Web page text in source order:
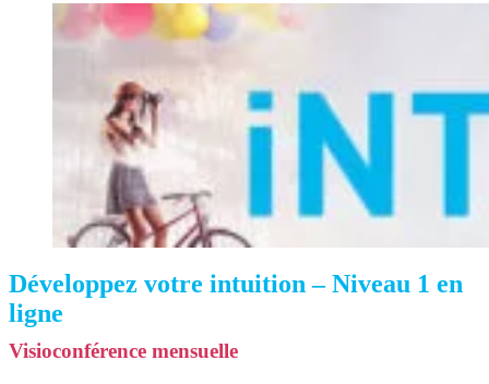
Développez votre intuition – Niveau 1 en
ligne
Visioconférence mensuelle